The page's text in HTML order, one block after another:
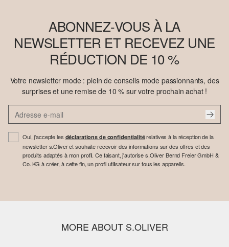
ABONNEZ-VOUS À LA
NEWSLETTER ET RECEVEZ UNE
RÉDUCTION DE 10 %
Votre newsletter mode : plein de conseils mode passionnants, des
surprises et une remise de 10 % sur votre prochain achat !
Oui, j'accepte les déclarations de confidentialitérelatives à la réception de la
newsletter s.Oliver et souhaite recevoir des informations sur des offres et des
produits adaptés à mon profil. Ce faisant, j'autorise s.Oliver Bernd Freier GmbH &
Co. KG à créer, à cette fin, un profil utilisateur sur tous les appareils.
MORE ABOUT S.OLIVER